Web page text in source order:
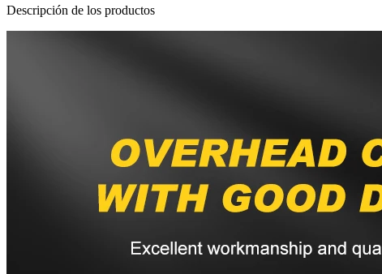
Descripción de los productos